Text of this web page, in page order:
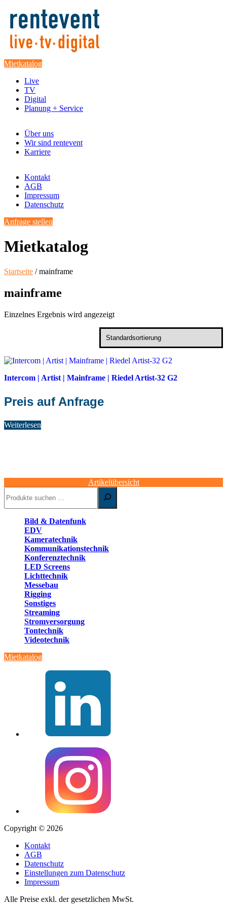
Mietkatalog
Live
TV
Digital
Planung + Service
Über uns
Wir sind rentevent
Karriere
Kontakt
AGB
Impressum
Datenschutz
Anfrage stellen
Mietkatalog
Startseite / mainframe
mainframe
Einzelnes Ergebnis wird angezeigt
Intercom | Artist | Mainframe | Riedel Artist-32 G2
Preis auf Anfrage
Weiterlesen
Artikelübersicht
Bild & Datenfunk
EDV
Kameratechnik
Kommunikationstechnik
Konferenztechnik
LED Screens
Lichttechnik
Messebau
Rigging
Sonstiges
Streaming
Stromversorgung
Tontechnik
Videotechnik
Mietkatalog
Copyright © 2026
Kontakt
AGB
Datenschutz
Einstellungen zum Datenschutz
Impressum
Alle Preise exkl. der gesetzlichen MwSt.